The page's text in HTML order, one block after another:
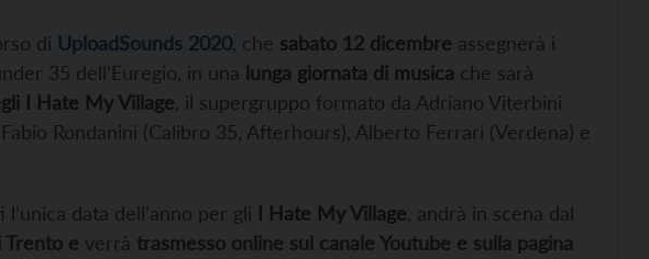
di UploadSounds 2020, che sabato 12 dicembre assegnerà i
35 dell’Euregio, in una lunga giornata di musica che sarà
I Hate My Village, il supergruppo formato da Adriano Viterbini
Rondanini (Calibro 35, Afterhours), Alberto Ferrari (Verdena) e
l’unica data dell’anno per gli I Hate My Village, andrà in scena dal
Trento e verrà trasmesso online sul canale Youtube e sulla pagina